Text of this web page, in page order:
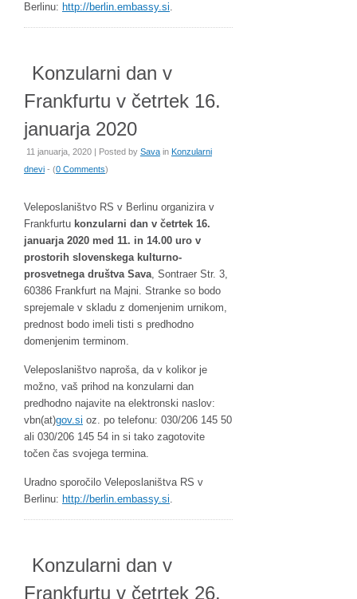
Berlinu: http://berlin.embassy.si.
Konzularni dan v
Frankfurtu v četrtek 16.
januarja 2020
11 januarja, 2020 | Posted by Sava in Konzularni
dnevi - (0 Comments)
Veleposlaništvo RS v Berlinu organizira v
Frankfurtu konzularni dan v četrtek 16.
januarja 2020 med 11. in 14.00 uro v
prostorih slovenskega kulturno-
prosvetnega društva Sava, Sontraer Str. 3,
60386 Frankfurt na Majni. Stranke so bodo
sprejemale v skladu z domenjenim urnikom,
prednost bodo imeli tisti s predhodno
domenjenim terminom.
Veleposlaništvo naproša, da v kolikor je
možno, vaš prihod na konzularni dan
predhodno najavite na elektronski naslov:
vbn(at)gov.si oz. po telefonu: 030/206 145 50
ali 030/206 145 54 in si tako zagotovite
točen čas svojega termina.
Uradno sporočilo Veleposlaništva RS v
Berlinu: http://berlin.embassy.si.
Konzularni dan v
Frankfurtu v četrtek 26.